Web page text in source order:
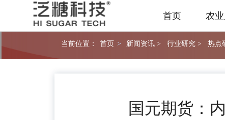
首页 农
当前位置： 首页 > 新闻资讯 > 行业研究 > 热点
国元期货：